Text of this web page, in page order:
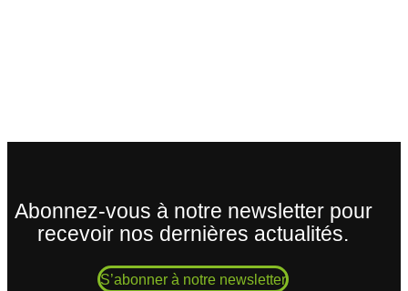
Abonnez-vous à notre newsletter pour
recevoir nos dernières actualités.
S’abonner à notre newsletter